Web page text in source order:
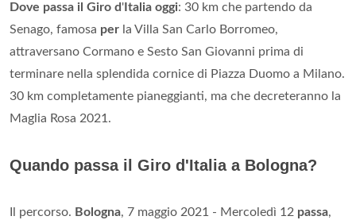
Dove passa il Giro d' Italia oggi: 30 km che partendo da
Senago, famosa per la Villa San Carlo Borromeo,
attraversano Cormano e Sesto San Giovanni prima di
terminare nella splendida cornice di Piazza Duomo a Milano.
30 km completamente pianeggianti, ma che decreteranno la
Maglia Rosa 2021.
Quando passa il Giro d'Italia a Bologna?
Il percorso. Bologna, 7 maggio 2021 - Mercoledì 12 passa,